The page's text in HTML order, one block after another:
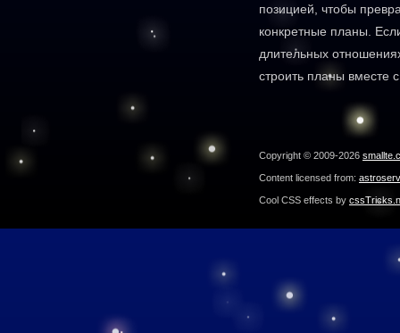
позицией, чтобы
конкретные планы.
длительных
строить планы вместе
Copyright © 2009-2026
Content licensed from:
Cool CSS effects by